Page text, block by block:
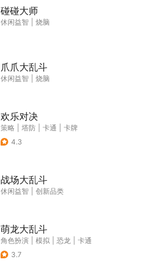
碰碰大师
休闲益智 烧脑
爪爪大乱斗
休闲益智 烧脑
欢乐对决
策略 塔防 卡通
卡牌
4.3
战场大乱斗
休闲益智 创新品类
萌龙大乱斗
角色扮演 模拟 恐龙
卡通
3.7